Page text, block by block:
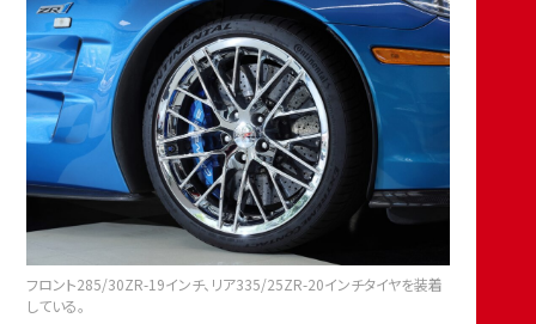
フロント285/30ZR-19インチ、リア335/25ZR-20インチタイヤを装着
している。